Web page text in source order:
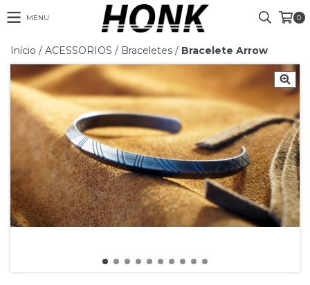
MENU 0
Início / ACESSORIOS / Braceletes / Bracelete Arrow